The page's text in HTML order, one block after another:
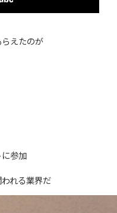
えたのが
参加
れる業界だ